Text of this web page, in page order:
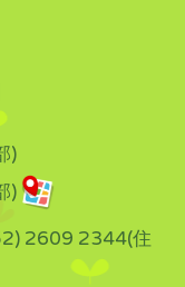
)
)
2609 2344(住